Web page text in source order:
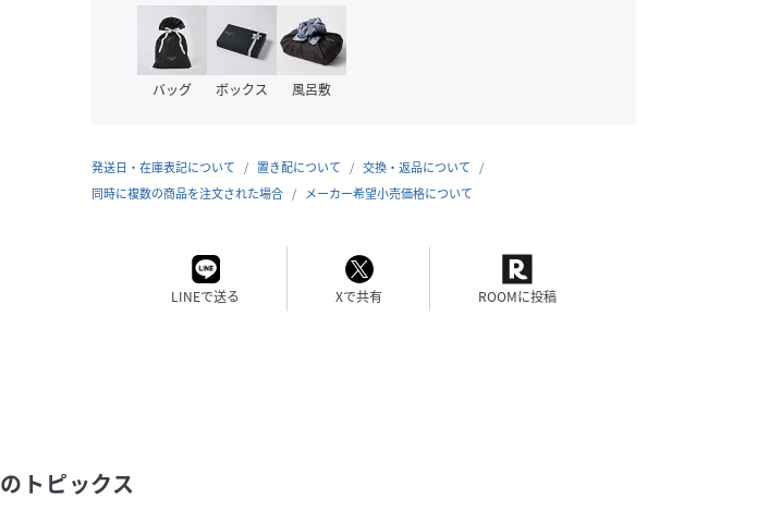
バッグ ボックス 風呂敷
発送日・在庫表記について 置き配について
交換・返品について
同時に複数の商品を注文された場合
メーカー希望小売価格について
LINEで送る Xで共有 ROOMに投稿
のトピックス